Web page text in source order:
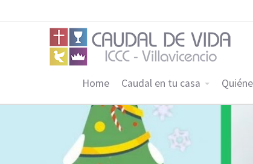
Home Caudal en tu casa